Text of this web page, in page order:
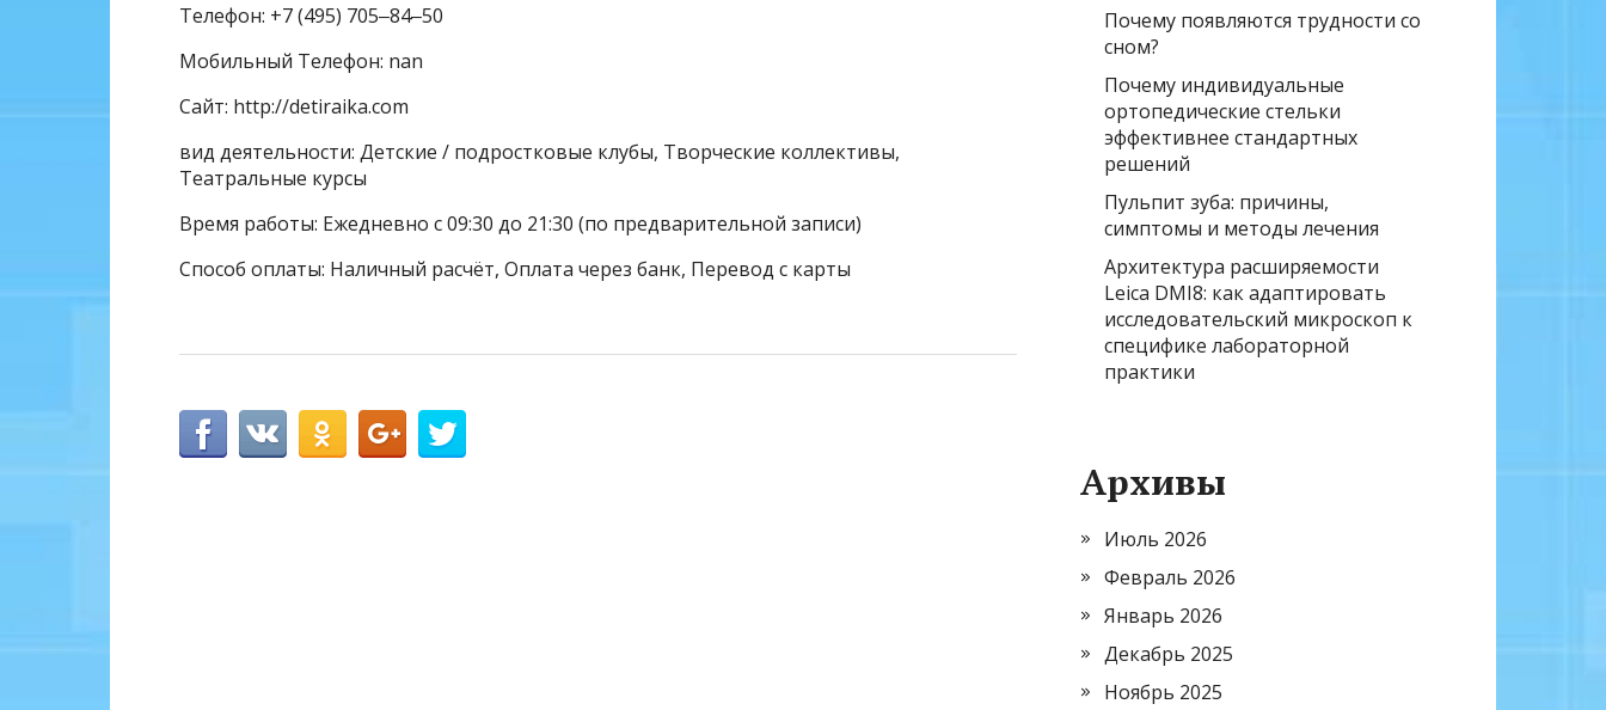
Телефон: +7 (495) 705‒84‒50
Мобильный Телефон: nan
Сайт: http://detiraika.com
вид деятельности: Детские / подростковые клубы, Творческие коллективы,
Театральные курсы
Время работы: Ежедневно с 09:30 до 21:30 (по предварительной записи)
Способ оплаты: Наличный расчёт, Оплата через банк, Перевод с карты
Почему появляются трудности со
сном?
Почему индивидуальные
ортопедические стельки
эффективнее стандартных
решений
Пульпит зуба: причины,
симптомы и методы лечения
Архитектура расширяемости
Leica DMI8: как адаптировать
исследовательский микроскоп к
специфике лабораторной
практики
Архивы
Июль 2026
Февраль 2026
Январь 2026
Декабрь 2025
Ноябрь 2025